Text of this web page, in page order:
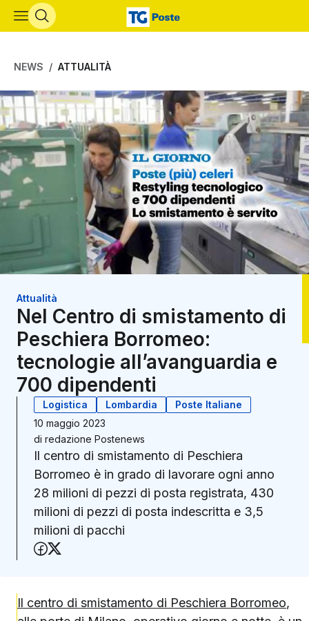
Vai al contenuto principale
NEWS ATTUALITÀ
Attualità
Nel Centro di smistamento di
Peschiera Borromeo:
tecnologie all’avanguardia e
700 dipendenti
Logistica Lombardia
Poste Italiane
10 maggio 2023
di redazione Postenews
Il centro di smistamento di Peschiera
Borromeo è in grado di lavorare ogni anno
28 milioni di pezzi di posta registrata, 430
milioni di pezzi di posta indescritta e 3,5
milioni di pacchi
Condividi su Facebook
Il centro di smistamento di Peschiera Borromeo,